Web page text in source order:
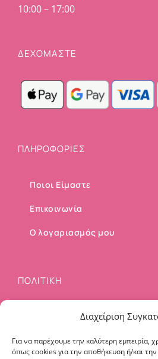
Διαχείριση
Για να παρέχουμε την καλύτερη εμπειρία,
όπως cookies για την αποθήκευση ή/και
10:00 – 17:00
ΔΕΧΟΜΑΣΤΕ
ΠΛΗΡΟΦΟΡΙΕΣ
Ποιοι Είμαστε
Επικοινωνία
Ο λογαριασμός μου
ΠΟΛΙΤΙΚΗ
Τρόποι Αποστολής
Τρόποι Πληρωμής